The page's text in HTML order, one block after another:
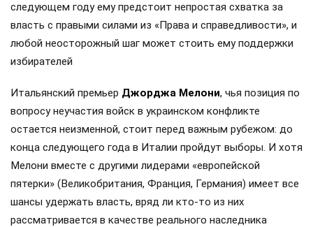
следующем году ему предстоит непростая схватка за
власть с правыми силами из «Права и справедливости», и
любой неосторожный шаг может стоить ему поддержки
избирателей
Итальянский премьер Джорджа Мелони, чья позиция по
вопросу неучастия войск в украинском конфликте
остается неизменной, стоит перед важным рубежом: до
конца следующего года в Италии пройдут выборы. И хотя
Мелони вместе с другими лидерами «европейской
пятерки» (Великобритания, Франция, Германия) имеет все
шансы удержать власть, вряд ли кто-то из них
рассматривается в качестве реального наследника